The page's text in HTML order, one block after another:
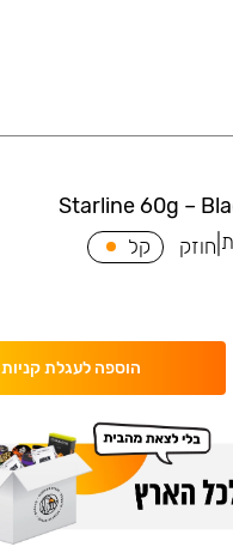
Starline 60g –
חוזק קל
הוספה לעגלת קניות